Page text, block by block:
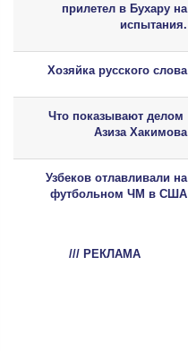
прилетел в Бухару на
испытания.
Хозяйка русского слова
Что показывают делом
Азиза Хакимова
Узбеков отлавливали на
футбольном ЧМ в США
/// РЕКЛАМА